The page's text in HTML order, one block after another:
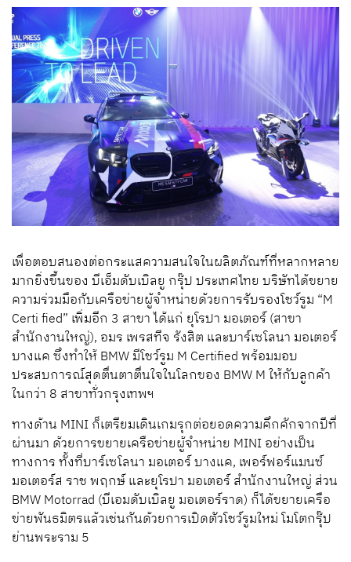
เพื่อตอบสนองต่อกระแสความสนใจในผลิตภัณฑ์ที่หลากหลาย
มากยิ่งขึ้นของ บีเอ็มดับเบิลยู กรุ๊ป ประเทศไทย บริษัทได้ขยาย
ความร่วมมือกับเครือข่ายผู้จำหน่ายด้วยการรับรองโชว์รูม “M
Certi fied” เพิ่มอีก 3 สาขา ได้แก่ ยุโรปา มอเตอร์ (สาขา
สำนักงานใหญ่), อมร เพรสทีจ รังสิต และบาร์เซโลนา มอเตอร์
บางแค ซึ่งทำให้ BMW มีโชว์รูม M Certified พร้อมมอบ
ประสบการณ์สุดตื่นตาตื่นใจในโลกของ BMW M ให้กับลูกค้า
ในกว่า 8 สาขาทั่วกรุงเทพฯ
ทางด้าน MINI ก็เตรียมเดินเกมรุกต่อยอดความคึกคักจากปีที่
ผ่านมา ด้วยการขยายเครือข่ายผู้จำหน่าย MINI อย่างเป็น
ทางการ ทั้งที่บาร์เซโลนา มอเตอร์ บางแค, เพอร์ฟอร์แมนซ์
มอเตอร์ส ราช พฤกษ์ และยุโรปา มอเตอร์ สำนักงานใหญ่ ส่วน
BMW Motorrad (บีเอมดับเบิลยู มอเตอร์ราด) ก็ได้ขยายเครือ
ข่ายพันธมิตรแล้วเช่นกันด้วยการเปิดตัวโชว์รูมใหม่ โมโตกรุ๊ป
ย่านพระราม 5